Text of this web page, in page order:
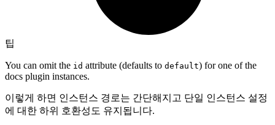
팁
You can omit the id attribute (defaults to default) for one of the
docs plugin instances.
이렇게 하면 인스턴스 경로는 간단해지고 단일 인스턴스 설정
에 대한 하위 호환성도 유지됩니다.